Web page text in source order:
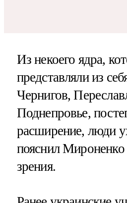
Из некоего ядра,
представляли из
Чернигов,
Поднепровье,
расширение, люди
пояснил
зрения.